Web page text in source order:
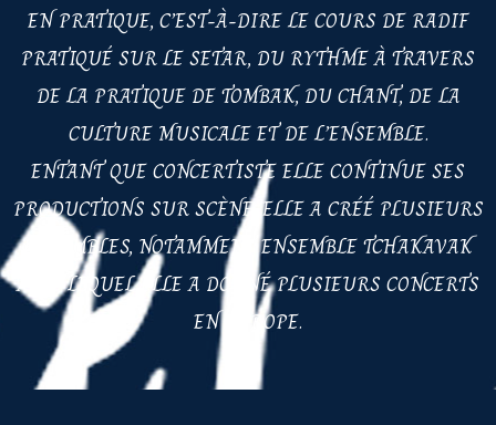
EN PRATIQUE, C’EST-À-DIRE LE COURS DE RADIF
PRATIQUÉ SUR LE SETAR, DU RYTHME À TRAVERS
DE LA PRATIQUE DE TOMBAK, DU CHANT, DE LA
CULTURE MUSICALE ET DE L’ENSEMBLE.
ENTANT QUE CONCERTISTE ELLE CONTINUE SES
PRODUCTIONS SUR SCÈNE, ELLE A CRÉÉ PLUSIEURS
ENSEMBLES, NOTAMMENT ENSEMBLE TCHAKAVAK
AVEC LEQUEL ELLE A DONNÉ PLUSIEURS CONCERTS
EN EUROPE.